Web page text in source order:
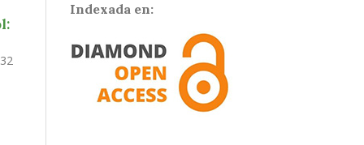
Indexada en: